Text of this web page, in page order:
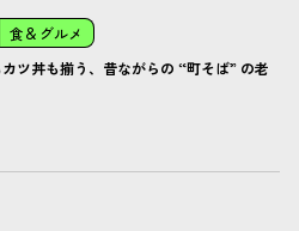
食＆グルメ
ツ丼も揃う、昔ながらの “町そば” の老